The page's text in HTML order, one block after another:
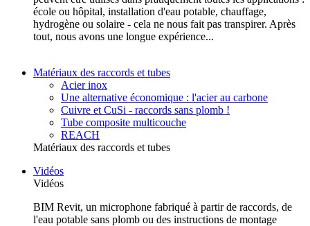
école ou hôpital, installation d'eau potable, chauffage,
hydrogène ou solaire - cela ne nous fait pas transpirer. Après
tout, nous avons une longue expérience...
Matériaux des raccords et tubes
Acier inox
Une alternative économique : l'acier au carbone
Cuivre et CuSi - raccords sans plomb !
Tube composite multicouche
REACH
Matériaux des raccords et tubes
Vidéos
Vidéos
BIM Revit, un microphone fabriqué à partir de raccords, de
l'eau potable sans plomb ou des instructions de montage